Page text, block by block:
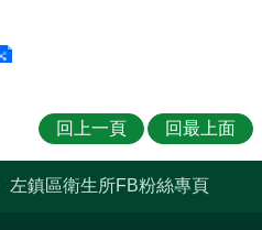
回上一頁 回最上面
左鎮區衛生所FB粉絲專頁